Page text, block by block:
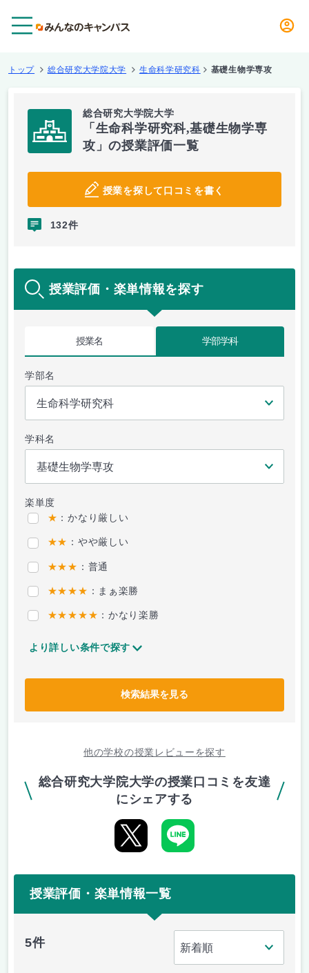
トップ 総合研究大学院大学 生命科学研究科 基礎生物学専攻
総合研究大学院大学
「生命科学研究科,基礎生物学専
攻」の授業評価一覧
授業を探して口コミを書く
132件
授業評価・楽単情報を探す
授業名 学部学科
学部名
学科名
楽単度
★ ：かなり厳しい
★★ ：やや厳しい
★★★ ：普通
★★★★ ：まぁ楽勝
★★★★★ ：かなり楽勝
より詳しい条件で探す
検索結果を見る
他の学校の授業レビューを探す
総合研究大学院大学の授業口コミを友達
にシェアする
授業評価・楽単情報一覧
5件